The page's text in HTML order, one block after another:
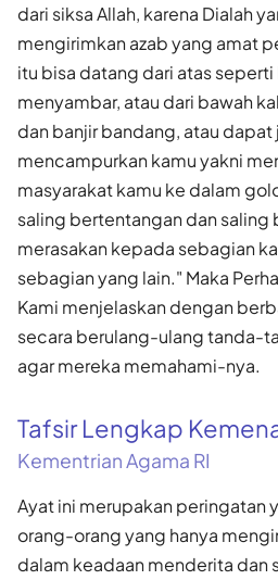
dari siksa Allah, karena Dialah
mengirimkan azab yang amat
itu bisa datang dari atas
menyambar, atau dari bawah
dan banjir bandang, atau dapat
mencampurkan kamu yakni
masyarakat kamu ke dalam
saling bertentangan dan saling
merasakan kepada sebagian
sebagian yang lain." Maka
Kami menjelaskan dengan
secara berulang-ulang tanda-
agar mereka memahami-nya.
Tafsir Lengkap
Kementrian Agama RI
Ayat ini merupakan peringatan
orang-orang yang hanya
dalam keadaan menderita dan